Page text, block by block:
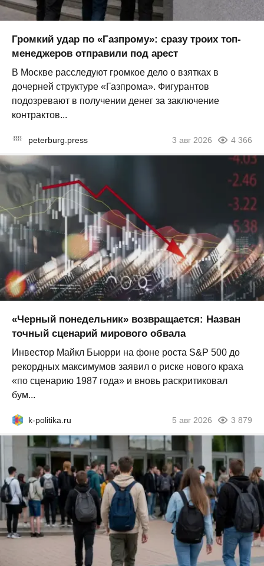
Громкий удар по «Газпрому»: сразу троих топ-
менеджеров отправили под арест
В Москве расследуют громкое дело о взятках в
дочерней структуре «Газпрома». Фигурантов
подозревают в получении денег за заключение
контрактов...
peterburg.press 3 авг 2026 4 366
«Черный понедельник» возвращается: Назван
точный сценарий мирового обвала
Инвестор Майкл Бьюрри на фоне роста S&P 500 до
рекордных максимумов заявил о риске нового краха
«по сценарию 1987 года» и вновь раскритиковал
бум...
k-politika.ru 5 авг 2026 3 879